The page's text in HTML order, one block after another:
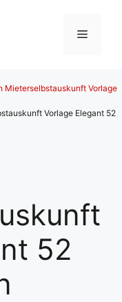
Menü
Mieterselbstauskunft Vorlage
Vorlage Elegant 52
52